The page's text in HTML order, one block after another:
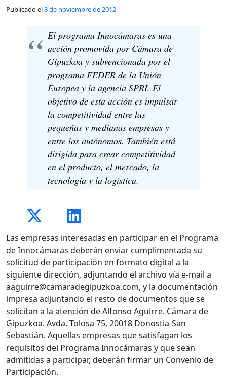
Publicado el8 de noviembre de 2012
El programa Innocámaras es una
acción promovida por Cámara de
Gipuzkoa y subvencionada por el
programa FEDER de la Unión
Europea y la agencia SPRI. El
objetivo de esta acción es impulsar
la competitividad entre las
pequeñas y medianas empresas y
entre los autónomos. También está
dirigida para crear competitividad
en el producto, el mercado, la
tecnología y la logística.
Las empresas interesadas en participar en el Programa
de Innocámaras deberán enviar cumplimentada su
solicitud de participación en formato digital a la
siguiente dirección, adjuntando el archivo vía e-mail a
aaguirre@camaradegipuzkoa.com, y la documentación
impresa adjuntando el resto de documentos que se
solicitan a la atención de Alfonso Aguirre. Cámara de
Gipuzkoa. Avda. Tolosa 75, 20018 Donostia-San
Sebastián. Aquellas empresas que satisfagan los
requisitos del Programa Innocámaras y que sean
admitidas a participar, deberán firmar un Convenio de
Participación.